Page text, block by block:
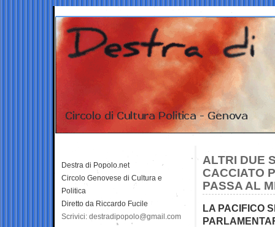
ALTRI DUE
CACCIATO
PASSA AL
LA PACIFICO
Destra di Popolo.net
Circolo Genovese di Cultura e
Politica
Diretto da Riccardo Fucile
Scrivici: destradipopolo@gmail.com